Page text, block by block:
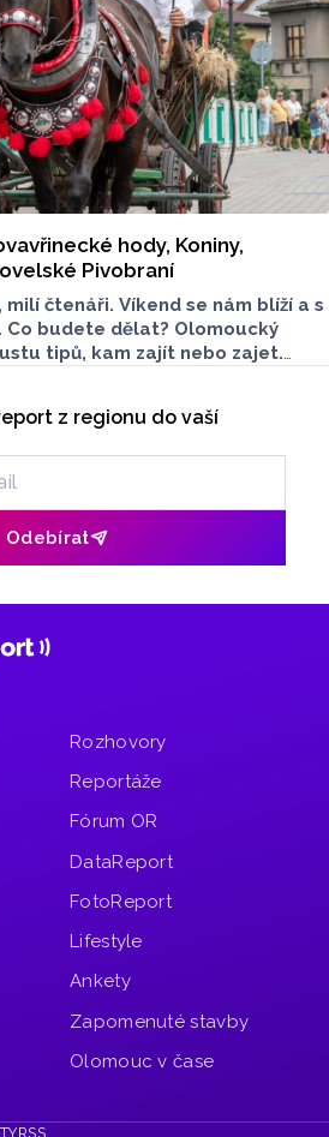
hody, Koniny,
Pivobraní
milí čtenáři. Víkend se nám blíží a s
Co budete dělat? Olomoucký
tipů, kam zajít nebo zajet.
z regionu do vaší
Odebírat
Rozhovory
Reportáže
Fórum OR
DataReport
FotoReport
Lifestyle
Ankety
Zapomenuté stavby
Olomouc v čase
RSS